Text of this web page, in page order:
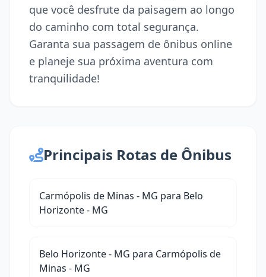
que você desfrute da paisagem ao longo
do caminho com total segurança.
Garanta sua passagem de ônibus online
e planeje sua próxima aventura com
tranquilidade!
Principais Rotas de Ônibus
Carmópolis de Minas - MG para Belo
Horizonte - MG
Belo Horizonte - MG para Carmópolis de
Minas - MG